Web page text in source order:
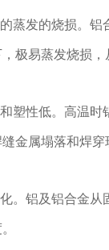
蒸发的烧损。铝
极易蒸发烧损，
塑性低。高温时
金属塌落和焊穿
。铝及铝合金从